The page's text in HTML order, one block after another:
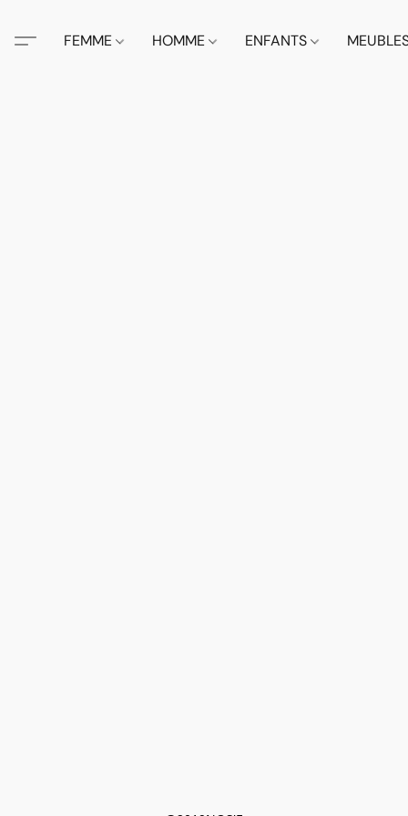
FEMME HOMME ENFANTS